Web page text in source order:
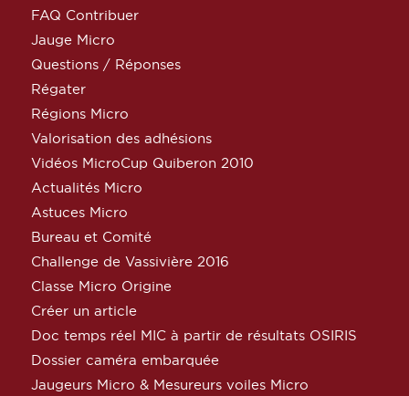
FAQ Contribuer
Jauge Micro
Questions / Réponses
Régater
Régions Micro
Valorisation des adhésions
Vidéos MicroCup Quiberon 2010
Actualités Micro
Astuces Micro
Bureau et Comité
Challenge de Vassivière 2016
Classe Micro Origine
Créer un article
Doc temps réel MIC à partir de résultats OSIRIS
Dossier caméra embarquée
Jaugeurs Micro & Mesureurs voiles Micro